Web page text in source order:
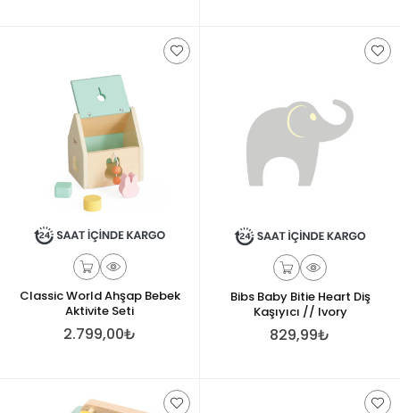
Classic World Ahşap Bebek
Aktivite Seti
2.799,00₺
Bibs Baby Bitie Heart Diş
Kaşıyıcı // Ivory
829,99₺